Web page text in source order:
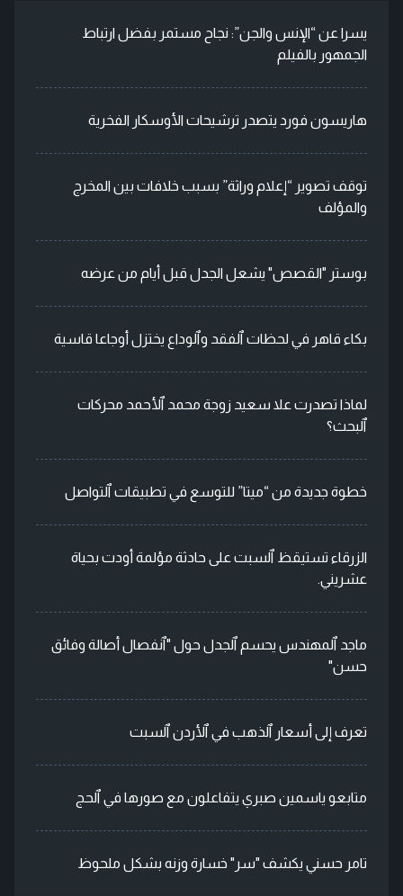
يسرا عن “الإنس والجن”: نجاح مستمر بفضل ارتباط
الجمهور بالفيلم
هاريسون فورد يتصدر ترشيحات الأوسكار الفخرية
توقف تصوير “إعلام وراثة” بسبب خلافات بين المخرج
والمؤلف
بوستر "القصص" يشعل الجدل قبل أيام من عرضه
بكاء قاهر في لحظات ٱلفقد وٱلوداع يختزل أوجاعا قاسية
لماذا تصدرت علا سعيد زوجة محمد ٱلأحمد محركات
ٱلبحث؟
خطوة جديدة من “ميتا” للتوسع في تطبيقات ٱلتواصل
الزرقاء تستيقظ ٱلسبت على حادثة مؤلمة أودت بحياة
عشريني.
ماجد ٱلمهندس يحسم ٱلجدل حول "ٱنفصال أصالة وفائق
حسن"
تعرف إلى أسعار ٱلذهب في ٱلأردن ٱلسبت
متابعو ياسمين صبري يتفاعلون مع صورها في ٱلحج
تامر حسني يكشف "سر" خسارة وزنه بشكل ملحوظ